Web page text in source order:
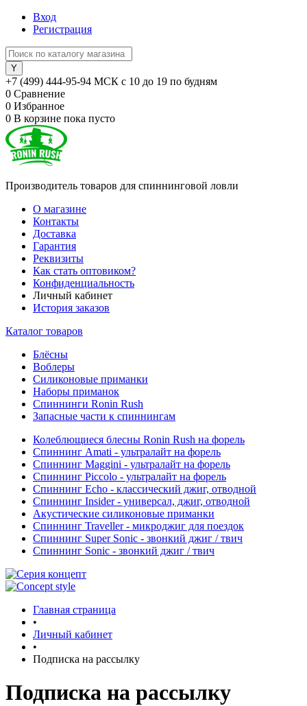
Вход
Регистрация
+7 (499) 444-95-94 МСК с 10 до 19 по будням
0 Сравнение
0 Избранное
0 В корзине пока пусто
Производитель товаров для спиннинговой ловли
О магазине
Контакты
Доставка
Гарантия
Реквизиты
Как стать оптовиком?
Конфиденциальность
Личный кабинет
История заказов
Каталог товаров
Блёсны
Воблеры
Силиконовые приманки
Наборы приманок
Спиннинги Ronin Rush
Запасные части к спиннингам
Колеблющиеся блесны Ronin Rush на форель
Спиннинг Amati - ультралайт на форель
Спиннинг Maggini - ультралайт на форель
Спиннинг Piccolo - ультралайт на форель
Спиннинг Echo - классический джиг, отводной
Спиннинг Insider - универсал, джиг, отводной
Акустические силиконовые приманки
Спиннинг Traveller - микроджиг для поездок
Спиннинг Super Sonic - звонкий джиг / твич
Спиннинг Sonic - звонкий джиг / твич
Главная страница
•
Личный кабинет
•
Подписка на рассылку
Подписка на рассылку